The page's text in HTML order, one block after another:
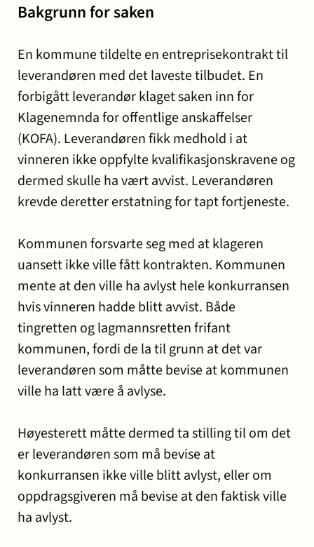
Bakgrunn for saken
En kommune tildelte en entreprisekontrakt til
leverandøren med det laveste tilbudet. En
forbigått leverandør klaget saken inn for
Klagenemnda for offentlige anskaffelser
(KOFA). Leverandøren fikk medhold i at
vinneren ikke oppfylte kvalifikasjonskravene og
dermed skulle ha vært avvist. Leverandøren
krevde deretter erstatning for tapt fortjeneste.
Kommunen forsvarte seg med at klageren
uansett ikke ville fått kontrakten. Kommunen
mente at den ville ha avlyst hele konkurransen
hvis vinneren hadde blitt avvist. Både
tingretten og lagmannsretten frifant
kommunen, fordi de la til grunn at det var
leverandøren som måtte bevise at kommunen
ville ha latt være å avlyse.
Høyesterett måtte dermed ta stilling til om det
er leverandøren som må bevise at
konkurransen ikke ville blitt avlyst, eller om
oppdragsgiveren må bevise at den faktisk ville
ha avlyst.